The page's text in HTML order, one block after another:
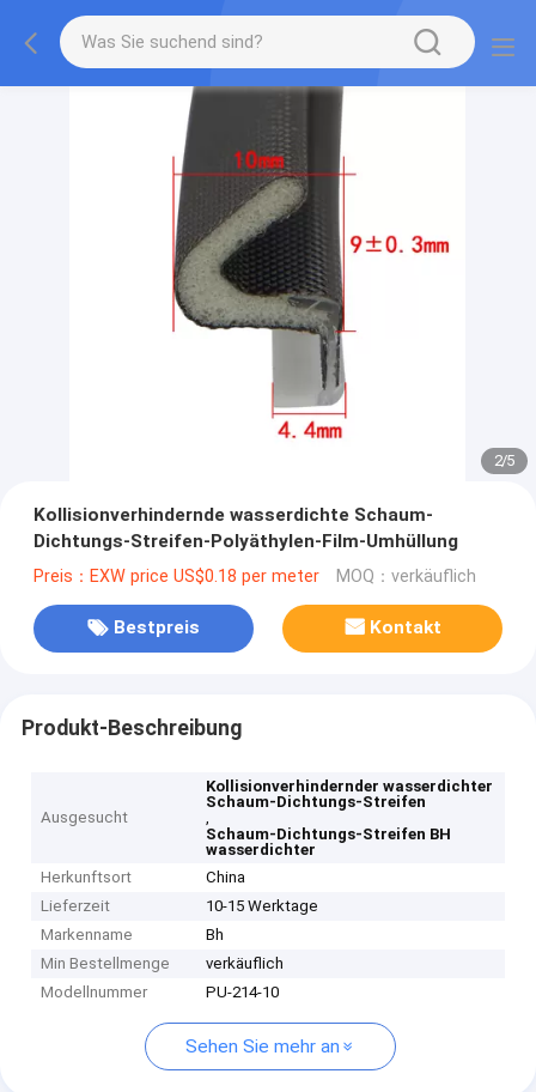
2/5
Kollisionverhindernde wasserdichte Schaum-
Dichtungs-Streifen-Polyäthylen-Film-Umhüllung
Preis：EXW price US$0.18 per meter MOQ：verkäuflich
Bestpreis Kontakt
Produkt-Beschreibung
Ausgesucht
Kollisionverhindernder wasserdichter
Schaum-Dichtungs-Streifen
,
Schaum-Dichtungs-Streifen BH
wasserdichter
Herkunftsort
China
Lieferzeit
10-15 Werktage
Markenname
Bh
Min Bestellmenge
verkäuflich
Modellnummer
PU-214-10
Sehen Sie mehr an